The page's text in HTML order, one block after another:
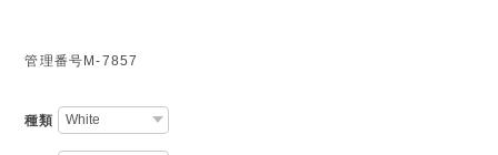
管理番号M-7857
種類